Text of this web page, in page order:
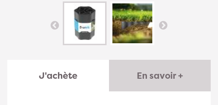
J'achète En savoir +